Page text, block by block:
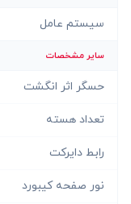
سیستم عامل
سایر مشخصات
حسگر اثر انگشت
تعداد هسته
رابط دایرکت
نور صفحه کیبورد